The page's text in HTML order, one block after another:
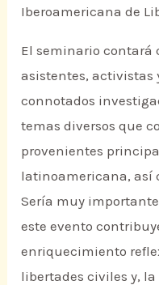
Iberoamericana de
El seminario contará
asistentes, activistas
connotados
temas diversos que
provenientes
latinoamericana, así
Sería muy
este evento
enriquecimiento
libertades civiles y, la